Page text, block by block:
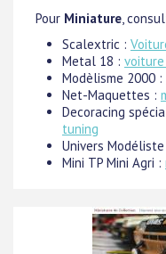
Pour Miniature,
Scalextric :
Metal 18 :
Modèlisme 2000 :
Net-Maquettes :
Decoracing
tuning
Univers
Mini TP Mini Agri :